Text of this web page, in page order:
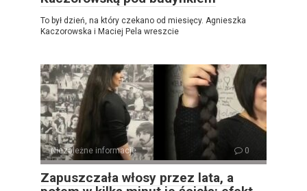
To był dzień, na który czekano od miesięcy. Agnieszka
Kaczorowska i Maciej Pela wreszcie
Niezależne informacje 0
Zapuszczała włosy przez lata, a